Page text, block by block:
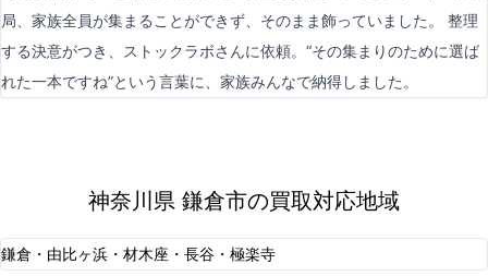
局、家族全員が集まることができず、そのまま飾っていました。 整理
する決意がつき、ストックラボさんに依頼。“その集まりのために選ば
れた一本ですね”という言葉に、家族みんなで納得しました。
神奈川県 鎌倉市の買取対応地域
鎌倉・由比ヶ浜・材木座・長谷・極楽寺